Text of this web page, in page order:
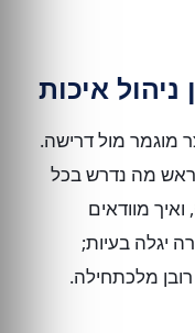
איכות
מוגמר מול דרישה.
מה נדרש בכל
מוודאים
יגלה בעיות;
מלכתחילה.